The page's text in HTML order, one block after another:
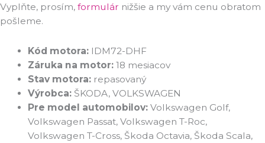
Vyplňte, prosím, formulár nižšie a my vám cenu obratom
pošleme.
Kód motora: IDM72-DHF
Záruka na motor: 18 mesiacov
Stav motora: repasovaný
Výrobca: ŠKODA, VOLKSWAGEN
Pre model automobilov: Volkswagen Golf,
Volkswagen Passat, Volkswagen T-Roc,
Volkswagen T-Cross, Škoda Octavia, Škoda Scala,